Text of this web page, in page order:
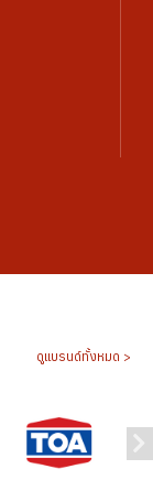
ดูแบรนด์ทั้งหมด >